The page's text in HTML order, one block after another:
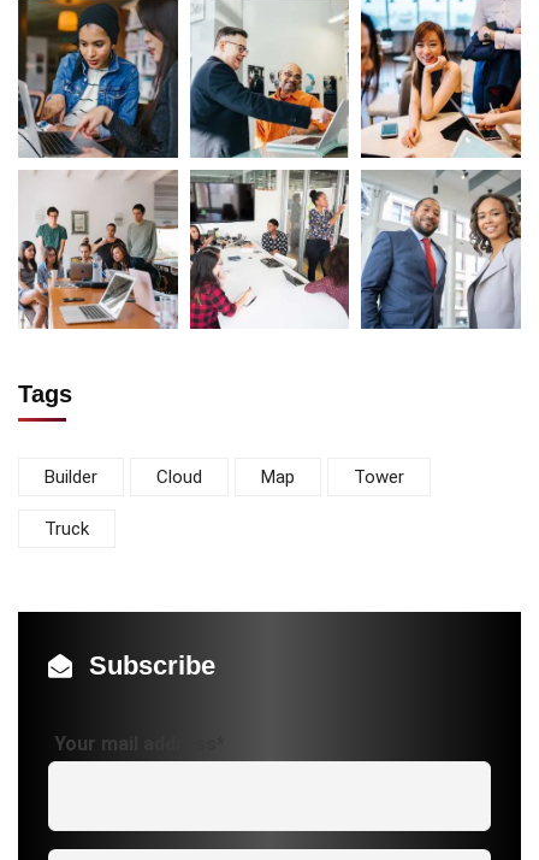
Tags
Builder Cloud Map Tower
Truck
Subscribe
Your mail address*